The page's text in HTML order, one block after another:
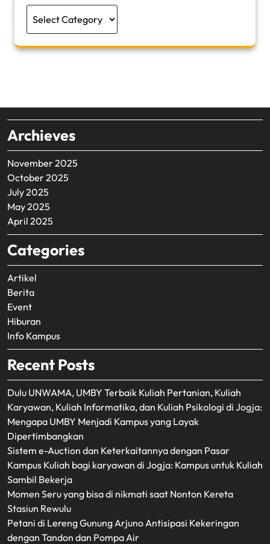
Archieves
November 2025
October 2025
July 2025
May 2025
April 2025
Categories
Artikel
Berita
Event
Hiburan
Info Kampus
Recent Posts
Dulu UNWAMA, UMBY Terbaik Kuliah Pertanian, Kuliah
Karyawan, Kuliah Informatika, dan Kuliah Psikologi di Jogja:
Mengapa UMBY Menjadi Kampus yang Layak
Dipertimbangkan
Sistem e-Auction dan Keterkaitannya dengan Pasar
Kampus Kuliah bagi karyawan di Jogja: Kampus untuk Kuliah
Sambil Bekerja
Momen Seru yang bisa di nikmati saat Nonton Kereta
Stasiun Rewulu
Petani di Lereng Gunung Arjuno Antisipasi Kekeringan
dengan Tandon dan Pompa Air